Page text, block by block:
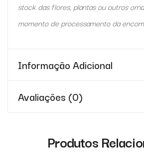
stock das flores, plantas ou outros
momento de processamento da
Informação Adicional
Avaliações (0)
Produtos